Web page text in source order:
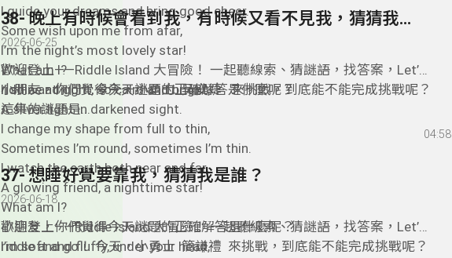
I guide your dreams and bring good cheer.
Some wish upon me from afar,
I’m the night’s most lovely star!
What am I?
小朋友，你們覺得今天謎題的正確解答是什麼呢？
38- 晚上有時候會看到我，有時候又看不見我，猜猜我是誰？
2026-06-25
歡迎登上——Riddle Island 大冒險！ 一起聽線索、猜謎語，找答案，Let’s
riddle and go！ 今天，小勇士 吳安婕 來挑戰，到底能不能完成挑戰呢？
這集的謎題是...
II shine at night, so calm and bright,
A silver light in darkened sight.
I change my shape from full to thin,
Sometimes I’m round, sometimes I’m thin.
I watch the earth both near and far,
A glowing friend, a nighttime star!
What am I?
小朋友，你們覺得今天謎題的正確解答是什麼呢？
04:58
37- 想睡好覺要靠我，猜猜我是誰？
2026-06-18
­歡迎登上——Riddle Island 大冒險！ 一起聽線索、猜謎語，找答案，Let’s
riddle and go！ 今天，小勇士 簡謙禮 來挑戰，到底能不能完成挑戰呢？
I’m soft and fluffy, under your head,